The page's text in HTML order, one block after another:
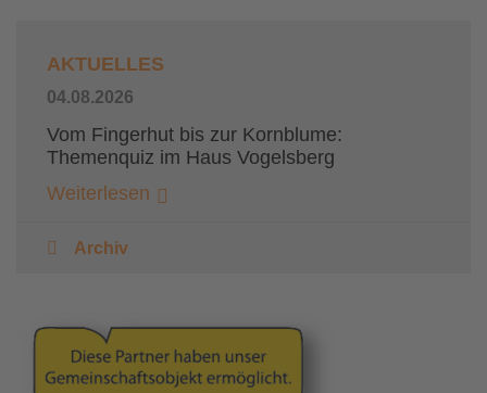
AKTUELLES
04.08.2026
Vom Fingerhut bis zur Kornblume:
Themenquiz im Haus Vogelsberg
Weiterlesen
Archiv